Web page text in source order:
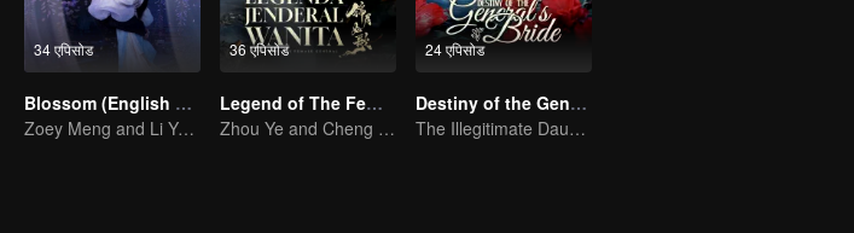
34 एपिसोड
Blossom (English Ver.)
Zoey Meng and Li Yunrui's Love Journey
36 एपिसोड
Legend of The Female General
Zhou Ye and Cheng Lei Star in Drama About a Young General Guarding the Homeland
24 एपिसोड
Destiny of the General's Bride
The Illegitimate Daughter's Face-Swap Revenge